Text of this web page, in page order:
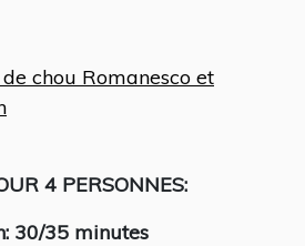
ET
4 PERSONNES:
30/35 minutes